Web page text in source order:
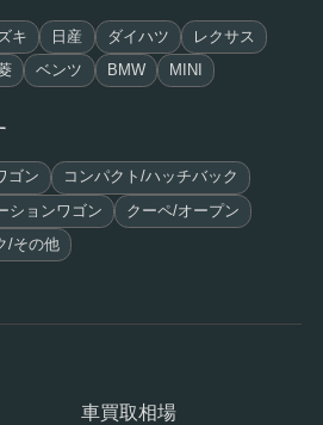
キ 日産 ダイハツ レクサス
ベンツ BMW MINI
ゴン コンパクト/ハッチバック
ションワゴン クーペ/オープン
/その他
車買取相場